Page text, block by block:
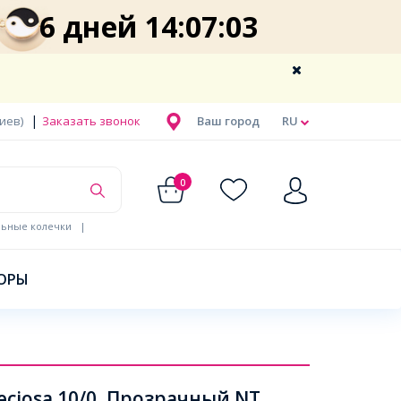
6 дней 14:07:02
RU
Ваш город
| Заказать звонок
0
колечки |